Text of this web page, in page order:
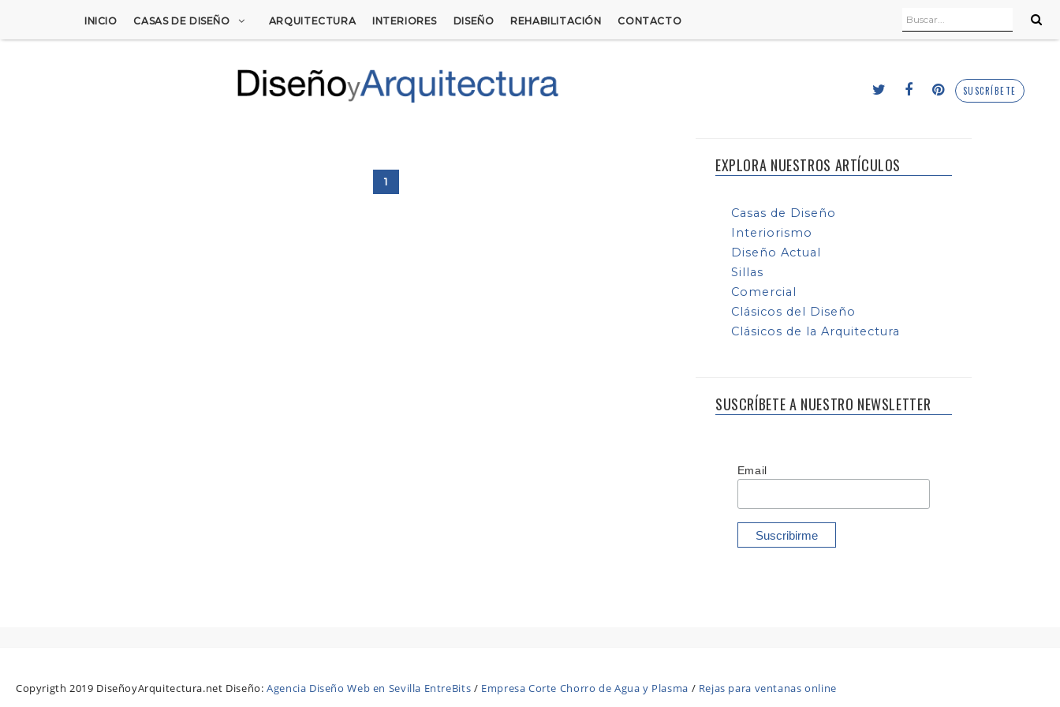
INICIO CASAS DE DISEÑO ARQUITECTURA INTERIORES DISEÑO REHABILITACIÓN CONTACTO
SUSCRÍBETE
1
EXPLORA NUESTROS ARTÍCULOS
Casas de Diseño
Interiorismo
Diseño Actual
Sillas
Comercial
Clásicos del Diseño
Clásicos de la Arquitectura
SUSCRÍBETE A NUESTRO NEWSLETTER
Email
Copyrigth 2019 DiseñoyArquitectura.net Diseño:Agencia Diseño Web en Sevilla EntreBits / Empresa Corte Chorro de Agua y Plasma / Rejas para ventanas online